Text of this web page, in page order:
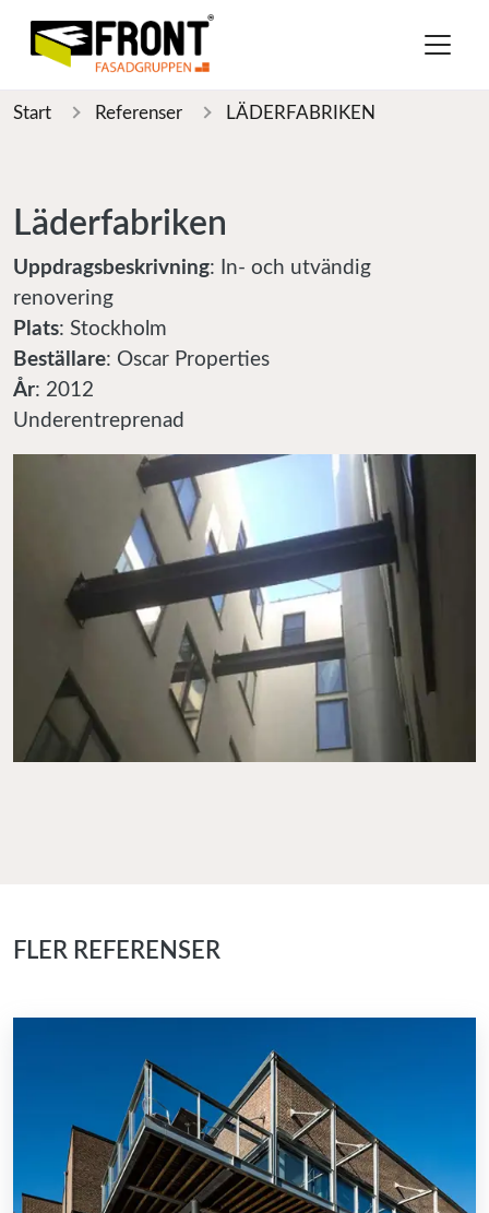
Start Referenser LÄDERFABRIKEN
Läderfabriken
Uppdragsbeskrivning: In- och utvändig
renovering
Plats: Stockholm
Beställare: Oscar Properties
År: 2012
Underentreprenad
FLER REFERENSER